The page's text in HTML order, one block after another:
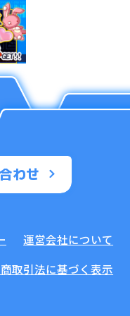
わせ
運営会社について
取引法に基づく表示